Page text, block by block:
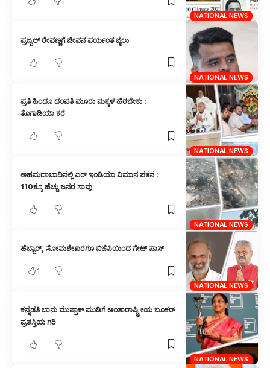
NATIONAL NEWS
NATIONAL NEWS
ಪ್ರಜ್ವಲ್ ರೇವಣ್ಣಗೆ ಜೀವನ ಪರ್ಯಂತ ಜೈಲು
NATIONAL NEWS
ಪ್ರತಿ ಹಿಂದೂ ದಂಪತಿ ಮೂರು ಮಕ್ಕಳ ಹೆರಬೇಕು :
ತೊಗಾಡಿಯಾ ಕರೆ
NATIONAL NEWS
ಅಹಮದಾಬಾದಿನಲ್ಲಿ ಏರ್ ಇಂಡಿಯಾ ವಿಮಾನ ಪತನ :
110ಕ್ಕೂ ಹೆಚ್ಚು ಜನರ ಸಾವು
NATIONAL NEWS
ಹೆಬ್ಬಾರ್, ಸೋಮಶೇಖರಗೂ ಬಿಜೆಪಿಯಿಂದ ಗೇಟ್ ಪಾಸ್
1
NATIONAL NEWS
ಕನ್ನಡತಿ ಬಾನು ಮುಷ್ತಾಕ್ ಮುಡಿಗೆ ಅಂತಾರಾಷ್ಟ್ರೀಯ ಬೂಕರ್
ಪ್ರಶಸ್ತಿಯ ಗರಿ